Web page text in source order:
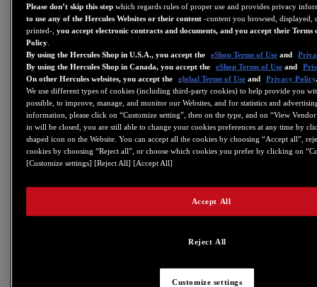
Stream
Musik
DJ Academy
Backstage
Bonusmaterial
Wo erhältlich
Affiliate program
DJ
STREAM
MUSIK
BONUSMATERIAL
WO ERHÄLTLICH
Please don’t skip this stepwhich regards rules of proper use and provides privacy
to use any of the Hercules Websites or their content-content you browsed, displayed,
printed-, you accept electronic contracts and documents, and you accept their Terms
Policy.
By using the Hercules Shop in U.S.A., you accept the
eShop Terms of Useand
By using the Hercules Shop in Canada, you accept the
eShop Terms of Useand
On other Hercules websites, you accept the
global Terms of Useand Privacy Policy.
We use different types of cookies (including third-party cookies) to help provide you
possible, to improve, manage, and monitor our Websites, and for statistics and
information, please click on “Customize setting”, then on the type, and on “View
in will be closed, you are still able to change your cookies preferences at any time by
shaped icon on the Website. You can accept all the cookies by choosing “Accept all”,
cookies by choosing “Reject all”, or choose which cookies you prefer by clicking on
[Customize settings] [Reject All] [Accept All]
Reject All
Accept All
Customize settings